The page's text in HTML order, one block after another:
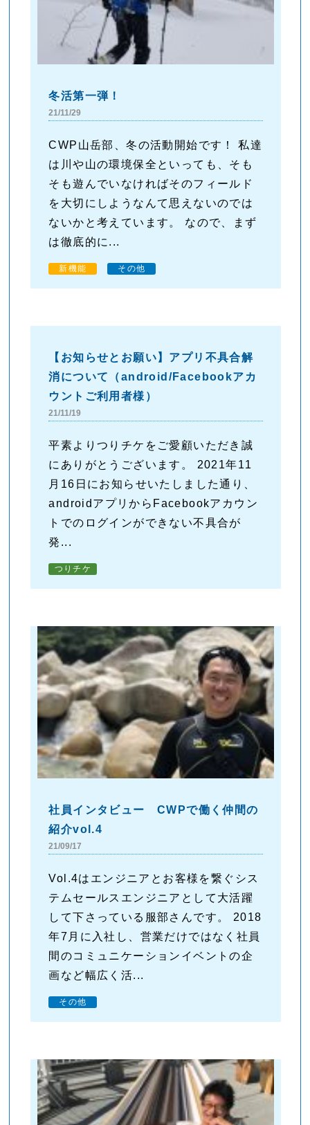
冬活第一弾！
21/11/29
CWP山岳部、冬の活動開始です！ 私達
は川や山の環境保全といっても、そも
そも遊んでいなければそのフィールド
を大切にしようなんて思えないのでは
ないかと考えています。 なので、まず
は徹底的に...
新機能 その他
【お知らせとお願い】アプリ不具合解
消について（android/Facebookアカ
ウントご利用者様）
21/11/19
平素よりつりチケをご愛顧いただき誠
にありがとうございます。 2021年11
月16日にお知らせいたしました通り、
androidアプリからFacebookアカウン
トでのログインができない不具合が
発...
つりチケ
社員インタビュー CWPで働く仲間の
紹介vol.4
21/09/17
Vol.4はエンジニアとお客様を繋ぐシス
テムセールスエンジニアとして大活躍
して下さっている服部さんです。 2018
年7月に入社し、営業だけではなく社員
間のコミュニケーションイベントの企
画など幅広く活...
その他